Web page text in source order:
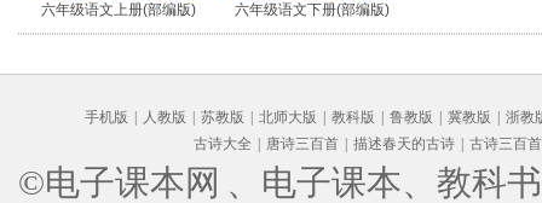
六年级语文上册(部编版) 六年级语文下册(部编版)
手机版 人教版 苏教版 北师大版 教科版 鲁教版 冀教版
浙教
古诗大全
唐诗三百首 描述春天的古诗 古诗三百首
©电子课本网 、电子课本、教科